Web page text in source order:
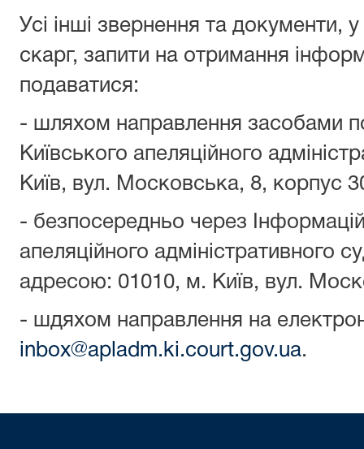
Усі інші звернення та документи, у
скарг, запити на отримання
подаватися:
- шляхом направлення засобами
Київського апеляційного
Київ, вул. Московська, 8, корпус
- безпосередньо через
апеляційного адміністративного
адресою: 01010, м. Київ, вул.
- шдяхом направлення на
inbox@apladm.ki.court.gov.ua.